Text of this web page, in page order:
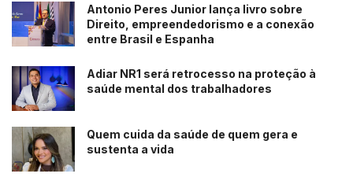
Antonio Peres Junior lança livro sobre
Direito, empreendedorismo e a conexão
entre Brasil e Espanha
Adiar NR1 será retrocesso na proteção à
saúde mental dos trabalhadores
Quem cuida da saúde de quem gera e
sustenta a vida